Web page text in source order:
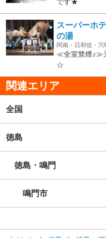
です★
スーパーホ
の湯
阿南・日和佐・宍
≪全室禁煙♪≫
☆
関連エリア
全国
徳島
徳島・鳴門
鳴門市